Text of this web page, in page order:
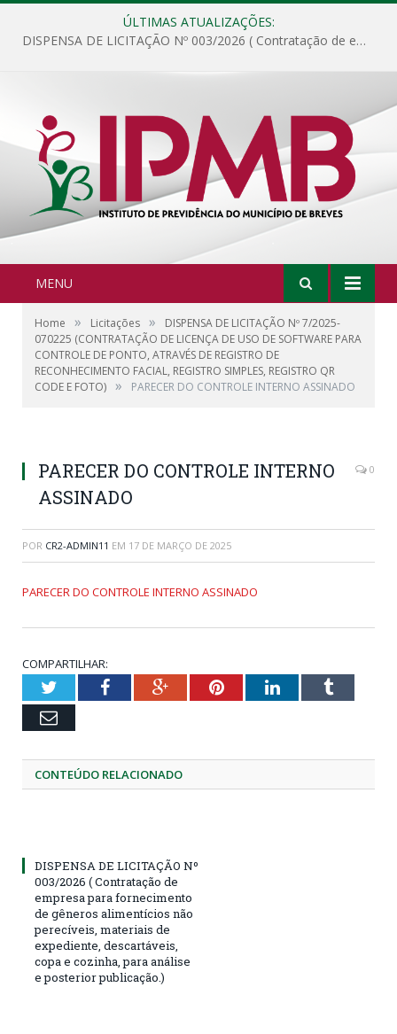
ÚLTIMAS ATUALIZAÇÕES:
DISPENSA DE LICITAÇÃO Nº 003/2026 ( Contratação de empresa para fornecimento de gêneros alimentícios não perecíveis, materiais de expediente, descartáveis, copa e cozinha, para análise e posterior publicação.)
MENU
Home » Licitações »
DISPENSA DE LICITAÇÃO Nº 7/2025-
070225 (CONTRATAÇÃO DE LICENÇA DE USO DE SOFTWARE PARA
CONTROLE DE PONTO, ATRAVÉS DE REGISTRO DE
RECONHECIMENTO FACIAL, REGISTRO SIMPLES, REGISTRO QR
CODE E FOTO) » PARECER DO CONTROLE INTERNO ASSINADO
PARECER DO CONTROLE INTERNO
ASSINADO
0
POR CR2-ADMIN11 EM 17 DE MARÇO DE 2025
PARECER DO CONTROLE INTERNO ASSINADO
COMPARTILHAR:
TwitterFacebookGoogle+PinterestLinkedInTumblr
Email
CONTEÚDO RELACIONADO
DISPENSA DE LICITAÇÃO Nº
003/2026 ( Contratação de
empresa para fornecimento
de gêneros alimentícios não
perecíveis, materiais de
expediente, descartáveis,
copa e cozinha, para análise
e posterior publicação.)